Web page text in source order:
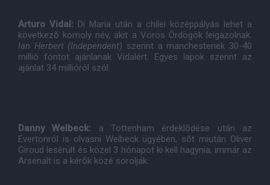
Arturo Vidal: Di Maria után a chilei középpályás lehet a
következõ komoly név, akit a Vörös Ördögök leigazolnak.
Ian Herbert (Independent) szerint a manchesteriek 30-40
millió fontot ajánlanak Vidalért. Egyes lapok szerint az
ajánlat 34 millióról szól.
Danny Welbeck: a Tottenham érdeklõdése után az
Evertonról is olvasni Welbeck ügyében, sõt miután Oliver
Giroud lesérült és közel 3 hónapot ki kell hagynia, immár az
Arsenalt is a kérõk közé sorolják.